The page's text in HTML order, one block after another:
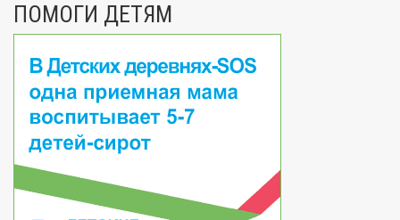
ПОМОГИ ДЕТЯМ